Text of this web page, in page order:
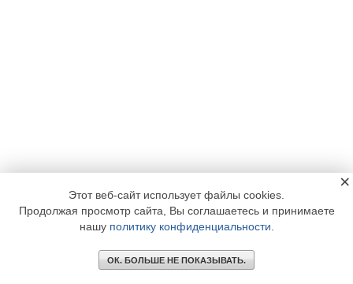
Этот веб-сайт использует файлы cookies.
Продолжая просмотр сайта, Вы соглашаетесь и принимаете
нашу политику конфиденциальности
ОК. БОЛЬШЕ НЕ ПОКАЗЫВАТЬ.
×